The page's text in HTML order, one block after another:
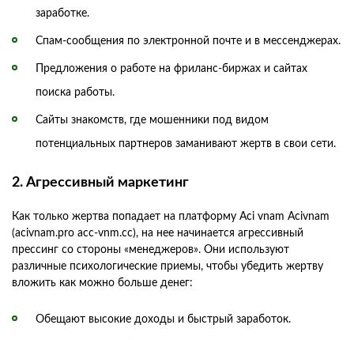
заработке.
Спам-сообщения по электронной почте и в мессенджерах.
Предложения о работе на фриланс-биржах и сайтах
поиска работы.
Сайты знакомств, где мошенники под видом
потенциальных партнеров заманивают жертв в свои сети.
2. Агрессивный маркетинг
Как только жертва попадает на платформу Aci vnam Acivnam
(acivnam.pro acc-vnm.cc), на нее начинается агрессивный
прессинг со стороны «менеджеров». Они используют
различные психологические приемы, чтобы убедить жертву
вложить как можно больше денег:
Обещают высокие доходы и быстрый заработок.